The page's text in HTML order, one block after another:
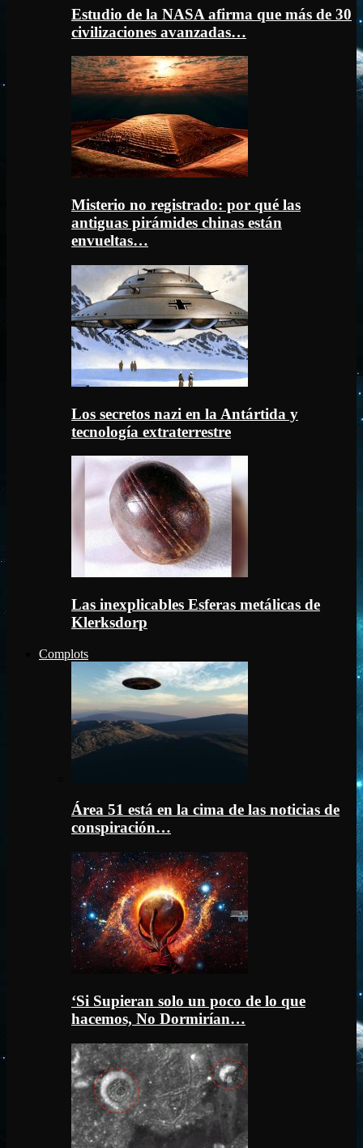
Estudio de la NASA afirma que más de 30
civilizaciones avanzadas…
Misterio no registrado: por qué las
antiguas pirámides chinas están
envueltas…
Los secretos nazi en la Antártida y
tecnología extraterrestre
Las inexplicables Esferas metálicas de
Klerksdorp
Complots
Área 51 está en la cima de las noticias de
conspiración…
‘Si Supieran solo un poco de lo que
hacemos, No Dormirían…